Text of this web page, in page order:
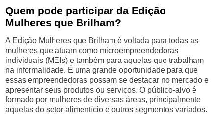
Quem pode participar da Edição
Mulheres que Brilham?
A Edição Mulheres que Brilham é voltada para todas as
mulheres que atuam como microempreendedoras
individuais (MEIs) e também para aquelas que trabalham
na informalidade. É uma grande oportunidade para que
essas empreendedoras possam se destacar no mercado e
apresentar seus produtos ou serviços. O público-alvo é
formado por mulheres de diversas áreas, principalmente
aquelas do setor alimentício e outros segmentos variados.